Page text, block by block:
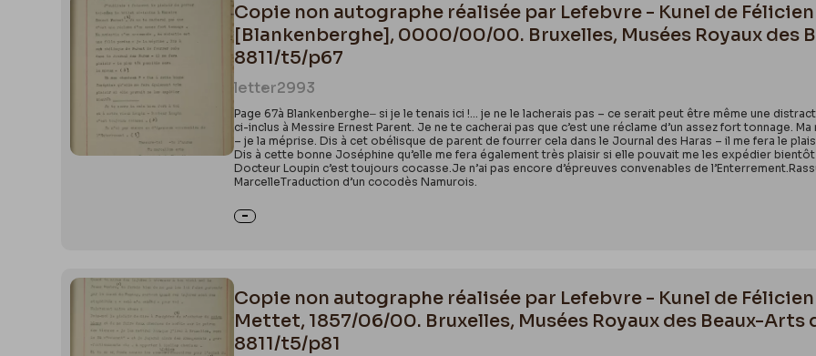
Copie non autographe réalisée par Lefebvre - Kunel de
[Blankenberghe], 0000/00/00. Bruxelles, Musées Royaux des
8811/t5/p67
letter2993
Page 67à Blankenberghe‒ si je le tenais ici !… je ne le lacherais pas – ce serait peut être même une
ci-inclus à Messire Ernest Parent. Je ne te cacherai pas que c’est une réclame d’un assez fort tonnage.
– je la méprise. Dis à cet obélisque de parent de fourrer cela dans le Journal des Haras – il me fera le
Dis à cette bonne Joséphine qu’elle me fera également très plaisir si elle pouvait me les expédier
Docteur Loupin c’est toujours cocasse.Je n’ai pas encore d’épreuves convenables de
MarcelleTraduction d’un cocodès Namurois.
Copie non autographe réalisée par Lefebvre - Kunel de
Mettet, 1857/06/00. Bruxelles, Musées Royaux des Beaux-Arts
8811/t5/p81